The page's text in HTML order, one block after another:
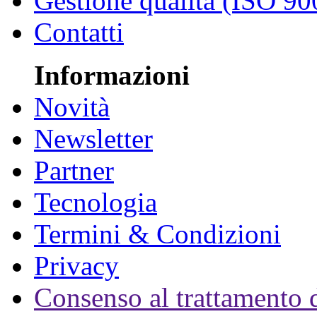
Contatti
Informazioni
Novità
Newsletter
Partner
Tecnologia
Termini & Condizioni
Privacy
Consenso al trattamento